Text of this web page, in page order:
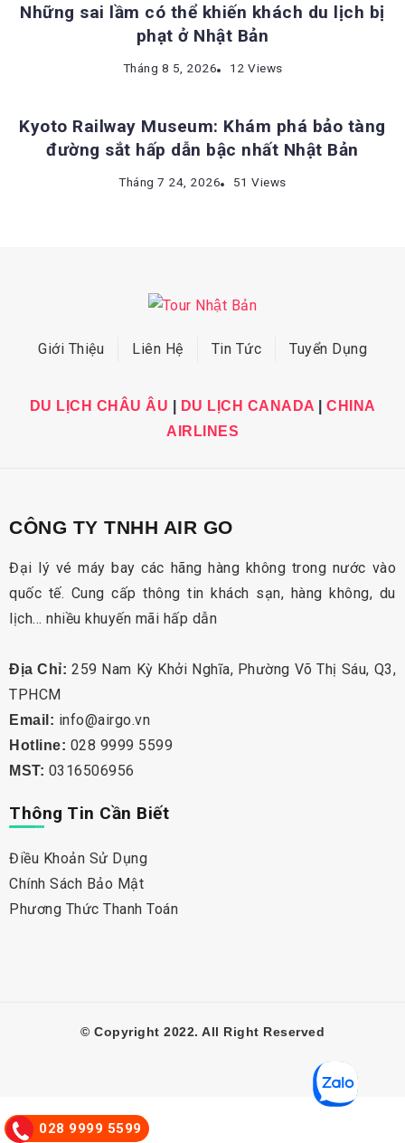
Những sai lầm có thể khiến khách du lịch bị
phạt ở Nhật Bản
Tháng 8 5, 2026 12 Views
ĐỊA ĐIỂM DU LỊCH NHẬT BẢN
Kyoto Railway Museum: Khám phá bảo tàng
đường sắt hấp dẫn bậc nhất Nhật Bản
Tháng 7 24, 2026 51 Views
Giới Thiệu Liên Hệ Tin Tức Tuyển Dụng
DU LỊCH CHÂU ÂU DU LỊCH CANADA
CHINA
AIRLINES
CÔNG TY TNHH AIR GO
Đại lý vé máy bay các hãng hàng không trong nước vào
quốc tế. Cung cấp thông tin khách sạn, hàng không, du
lịch… nhiều khuyến mãi hấp dẫn
Địa Chỉ: 259 Nam Kỳ Khởi Nghĩa, Phường Võ Thị Sáu, Q3,
TPHCM
Email: info@airgo.vn
Hotline: 028 9999 5599
MST: 0316506956
Thông Tin Cần Biết
Điều Khoản Sử Dụng
Chính Sách Bảo Mật
Phương Thức Thanh Toán
© Copyright 2022. All Right Reserved
028 9999 5599